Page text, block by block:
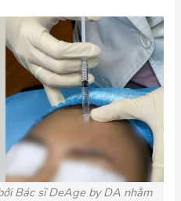
Bác sĩ DeAge by DA nhằm